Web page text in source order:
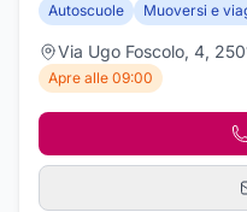
Autoscuole Muoversi e
Via Ugo Foscolo, 4,
Apre alle 09:00